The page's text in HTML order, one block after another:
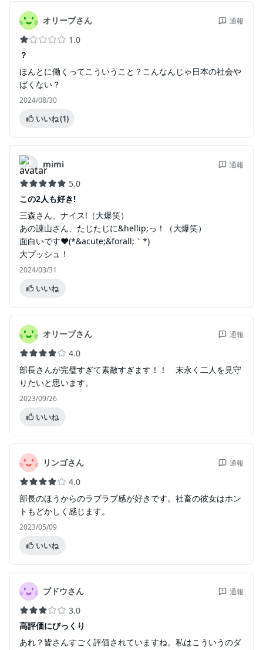
オリーブさん 通報
1.0
？
ほんとに働くってこういうこと？こんなんじゃ日本の社会や
ばくない？
2024/08/30
いいね(1)
mimi 通報
5.0
この2人も好き!
三森さん、ナイス!（大爆笑）
あの諌山さん、たじたじに&hellip;っ！（大爆笑）
面白いです❤(*&acute;&forall;｀*)
大プッシュ！
2024/03/31
いいね
オリーブさん 通報
4.0
部長さんが完璧すぎて素敵すぎます！！ 末永く二人を見守
りたいと思います。
2023/09/26
いいね
リンゴさん 通報
4.0
部長のほうからのラブラブ感が好きです。社畜の彼女はホン
トもどかしく感じます。
2023/05/09
いいね
ブドウさん 通報
3.0
高評価にびっくり
あれ？皆さんすごく評価されていますね。私はこういうのダ